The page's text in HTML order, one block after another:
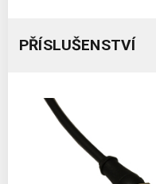
PŘÍSLUŠENSTVÍ